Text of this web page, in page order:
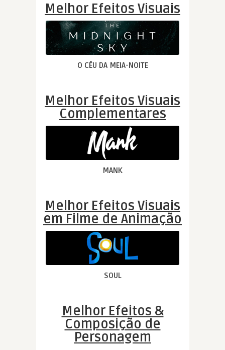
Melhor Efeitos Visuais
O CÉU DA MEIA-NOITE
Melhor Efeitos Visuais
Complementares
MANK
Melhor Efeitos Visuais
em Filme de Animação
SOUL
Melhor Efeitos &
Composição de
Personagem